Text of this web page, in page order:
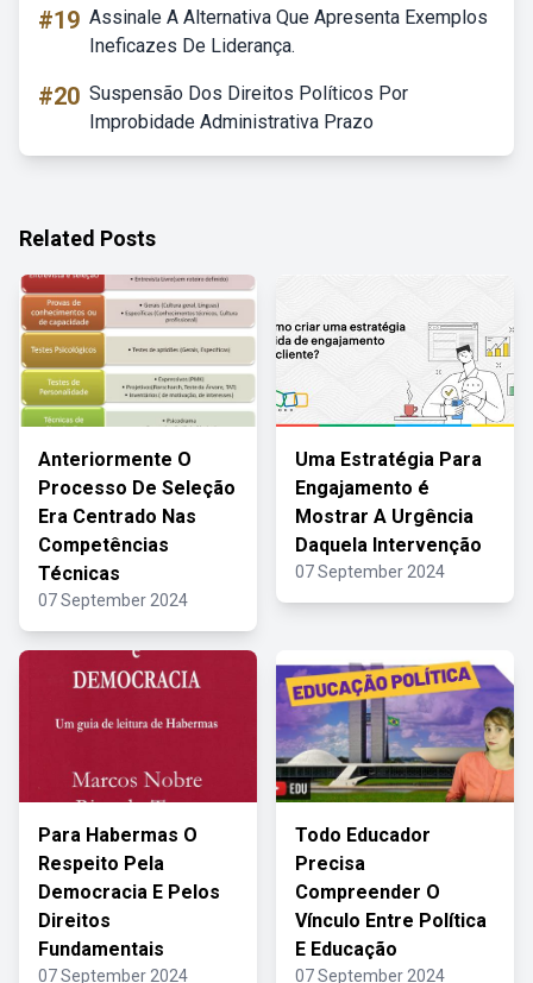
#19 Assinale A Alternativa Que Apresenta Exemplos
Ineficazes De Liderança.
#20 Suspensão Dos Direitos Políticos Por
Improbidade Administrativa Prazo
Related Posts
Anteriormente O
Processo De Seleção
Era Centrado Nas
Competências
Técnicas
07 September 2024
Uma Estratégia Para
Engajamento é
Mostrar A Urgência
Daquela Intervenção
07 September 2024
Para Habermas O
Respeito Pela
Democracia E Pelos
Direitos
Fundamentais
07 September 2024
Todo Educador
Precisa
Compreender O
Vínculo Entre Política
E Educação
07 September 2024